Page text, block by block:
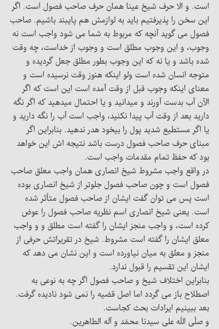
است. و الا حرف شیخ عینا همان حرف صاحب فصول است. اگر
این سخن را پذیرفتیم باید به لوازمش هم پایبند باشیم. صاحب
فصول می گوید آنچه که مربوط به شما می شود واجب است نه
وجوب، و این وجوب مطلق است و وجوب از خداست، چه وقت
شده باشد و یا نه که این وجوب بطور مطلق جعل گردیده و
متوجه انسان شده است ولو اینکه هنوز وقت نرسیده است و
معنای اینکه وجوب قبل از وقت آمده است این است که اگر
الآن آب بدست آورند و میدانید و یا احتمال میدهید که اگر نگه
دارید بعد از وقت آب پیدا نکنید، واجب است آب را نگه دارید و
یا اگر مستطیع شدید پول را بیخود هدر ندهید. بنابراین اگر
مبنای حرف صاحب فصول درست باشد نتیجه اش این خواهد
بود که حفظ تمام مقدمات واجب است.
در واقع واجب مشروط شیخ انصاری همان واجب معلق صاحب
فصول است و چون صاحب فصول جلوتر از شیخ انصاری بوده
است پس می توان گفت ایشان از صاحب فصول متأثر شده
است. یعنی شیخ انصاری اسم نظریه صاحب فصول را عوض
کرده است، و واجب منجز ایشان را گفته است مطلق و و واجب
معلق ایشان را گفته است مشروط. شیخ در تقریراتش حرفی از
منجز و معلق به میان نیاورده است و این نشان می دهد که
ایشان این تقسیم را قبول ندارد.
بنابراین اختلاف شیخ و صاحب فصول اگر چه به نوعی به
اصطلاح باز می گردد اما اصل قضیه را نمی شود نادیده گرفت.
بعد ببینیم ایرادات بحث کجاست.
و صلّی الله علی سیدنا محمّد و آله الطاهرین.